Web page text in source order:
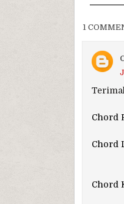
1
Chord
Chord
Chord